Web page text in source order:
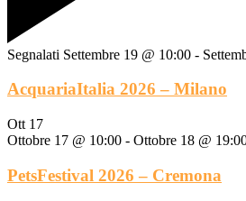
Segnalati Settembre 19 @ 10:00 -
AcquariaItalia 2026 – Milano
Ott 17
Ottobre 17 @ 10:00 - Ottobre 18 @
PetsFestival 2026 – Cremona